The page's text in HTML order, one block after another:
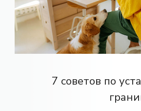
7 советов по